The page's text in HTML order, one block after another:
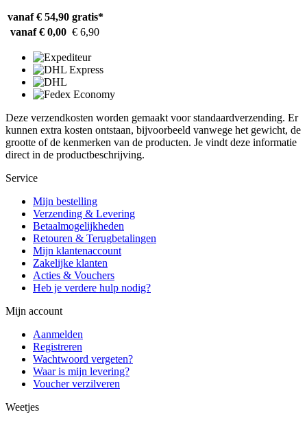
vanaf € 54,90 gratis*
vanaf € 0,00 € 6,90
Deze verzendkosten worden gemaakt voor standaardverzending. Er
kunnen extra kosten ontstaan, bijvoorbeeld vanwege het gewicht, de
grootte of de kenmerken van de producten. Je vindt deze informatie
direct in de productbeschrijving.
Service
Mijn bestelling
Verzending & Levering
Betaalmogelijkheden
Retouren & Terugbetalingen
Mijn klantenaccount
Zakelijke klanten
Acties & Vouchers
Heb je verdere hulp nodig?
Mijn account
Aanmelden
Registreren
Wachtwoord vergeten?
Waar is mijn levering?
Voucher verzilveren
Weetjes